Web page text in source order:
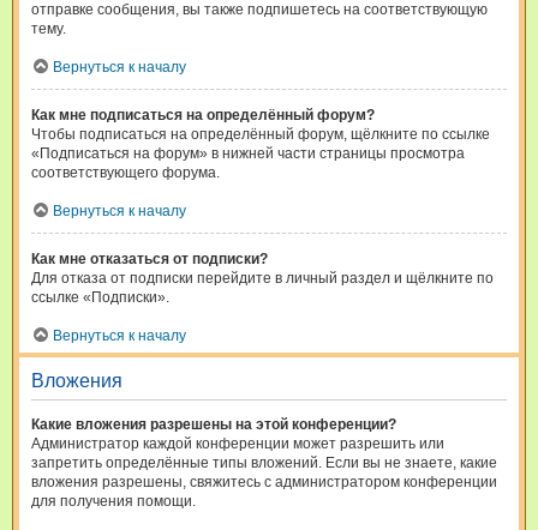
отправке сообщения, вы также подпишетесь на соответствующую
тему.
Вернуться к началу
Как мне подписаться на определённый форум?
Чтобы подписаться на определённый форум, щёлкните по ссылке
«Подписаться на форум» в нижней части страницы просмотра
соответствующего форума.
Вернуться к началу
Как мне отказаться от подписки?
Для отказа от подписки перейдите в личный раздел и щёлкните по
ссылке «Подписки».
Вернуться к началу
Вложения
Какие вложения разрешены на этой конференции?
Администратор каждой конференции может разрешить или
запретить определённые типы вложений. Если вы не знаете, какие
вложения разрешены, свяжитесь с администратором конференции
для получения помощи.